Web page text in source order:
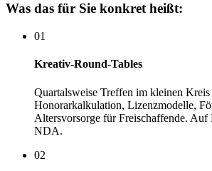
Was das für Sie konkret heißt:
01
Kreativ-Round-Tables
Quartalsweise Treffen im kleinen
Honorarkalkulation, Lizenzmodelle,
Altersvorsorge für Freischaffende. Auf
NDA.
02